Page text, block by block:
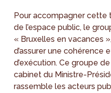
Pour accompagner cette
de l’espace public, le
« Bruxelles en vacances
d’assurer une cohérence
d’exécution. Ce groupe
cabinet du Ministre-
rassemble les acteurs